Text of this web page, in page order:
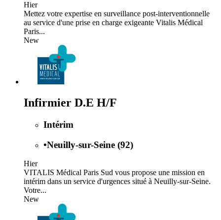
Hier
Mettez votre expertise en surveillance post-interventionnelle
au service d'une prise en charge exigeante Vitalis Médical
Paris...
New
Infirmier D.E H/F
Intérim
•Neuilly-sur-Seine (92)
Hier
VITALIS Médical Paris Sud vous propose une mission en
intérim dans un service d'urgences situé à Neuilly-sur-Seine.
Votre...
New